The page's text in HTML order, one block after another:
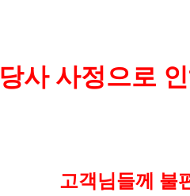
당사 사정으로
고객님들께 불